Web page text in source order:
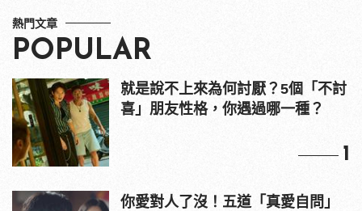
熱門文章
POPULAR
就是說不上來為何討厭？5個「不討
喜」朋友性格，你遇過哪一種？
1
你愛對人了沒！五道「真愛自問」